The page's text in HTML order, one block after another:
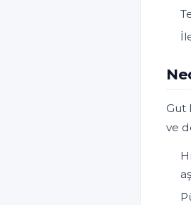
Gut
ve